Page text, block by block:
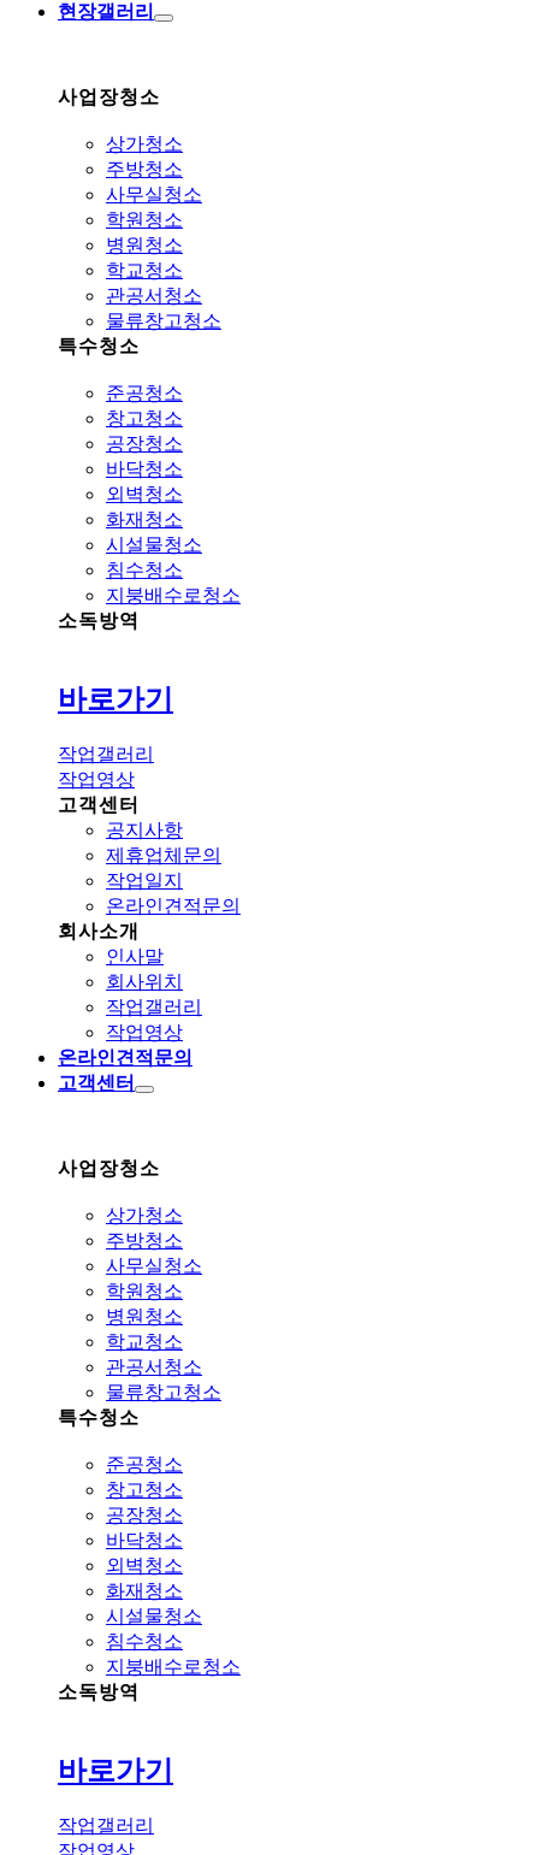
현장갤러리
사업장청소
상가청소
주방청소
사무실청소
학원청소
병원청소
학교청소
관공서청소
물류창고청소
특수청소
준공청소
창고청소
공장청소
바닥청소
외벽청소
화재청소
시설물청소
침수청소
지붕배수로청소
소독방역
바로가기
작업갤러리
작업영상
고객센터
공지사항
제휴업체문의
작업일지
온라인견적문의
회사소개
인사말
회사위치
작업갤러리
작업영상
온라인견적문의
고객센터
사업장청소
상가청소
주방청소
사무실청소
학원청소
병원청소
학교청소
관공서청소
물류창고청소
특수청소
준공청소
창고청소
공장청소
바닥청소
외벽청소
화재청소
시설물청소
침수청소
지붕배수로청소
소독방역
바로가기
작업갤러리
작업영상